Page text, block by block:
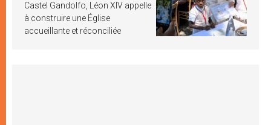
Castel Gandolfo, Léon XIV appelle
à construire une Église
accueillante et réconciliée